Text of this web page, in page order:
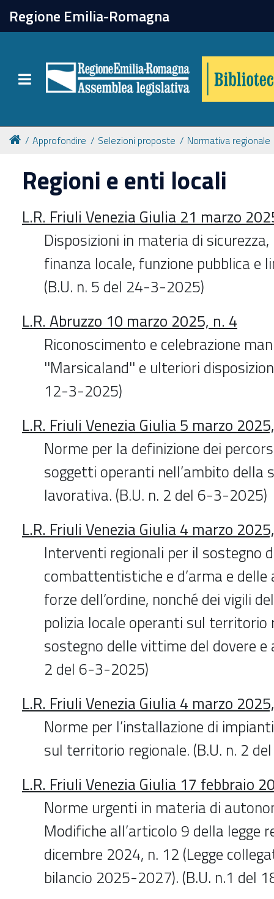
Regione Emilia-Romagna
Toggle navigation
chiudi
Catalogo online
Collezioni
Per approfondire
Appuntamenti
Prenotazione spazi
Approfondire Selezioni proposte Normativa regionale
Regioni e enti locali
L.R. Friuli Venezia Giulia 21 marzo
Disposizioni in materia di
finanza locale, funzione pubblica e
(B.U. n. 5 del 24-3-2025)
L.R. Abruzzo 10 marzo 2025, n. 4
Riconoscimento e celebrazione
''Marsicaland'' e ulteriori
12-3-2025)
L.R. Friuli Venezia Giulia 5 marzo
Norme per la definizione dei
soggetti operanti nell’ambito della
lavorativa. (B.U. n. 2 del 6-3-2025)
L.R. Friuli Venezia Giulia 4 marzo
Interventi regionali per il sostegno
combattentistiche e d’arma e delle
forze dell’ordine, nonché dei vigili
polizia locale operanti sul territorio
sostegno delle vittime del dovere e
2 del 6-3-2025)
L.R. Friuli Venezia Giulia 4 marzo
Norme per l’installazione di
sul territorio regionale. (B.U. n. 2
L.R. Friuli Venezia Giulia 17 febbraio
Norme urgenti in materia di
Modifiche all’articolo 9 della legge
dicembre 2024, n. 12 (Legge
bilancio 2025-2027). (B.U. n.1 del